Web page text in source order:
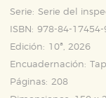
Serie: Serie del
ISBN: 978-84-17454-
Edición: 10ª, 2026
Encuadernación:
Páginas: 208